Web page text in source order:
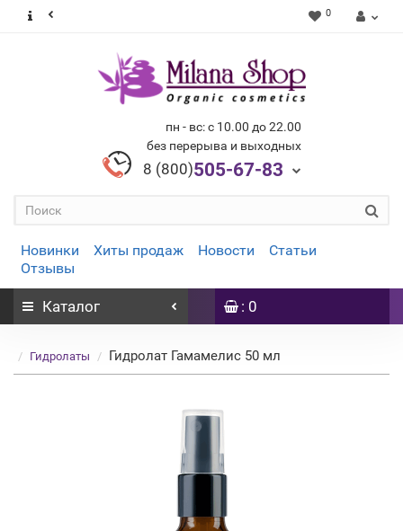
0
пн - вс: с 10.00 до 22.00
без перерыва и выходных
8 (800)505-67-83
Новинки Хиты продаж Новости
Статьи
Отзывы
Каталог : 0
Гидролаты Гидролат Гамамелис 50 мл